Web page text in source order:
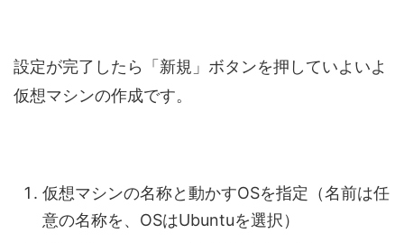
設定が完了したら「新規」ボタンを押していよいよ
仮想マシンの作成です。
仮想マシンの名称と動かすOSを指定（名前は任
意の名称を、OSはUbuntuを選択）